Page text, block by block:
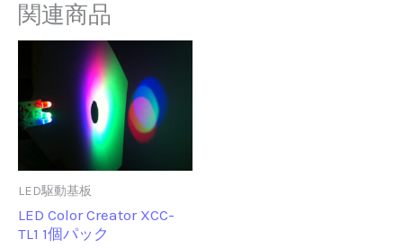
関連商品
LED駆動基板
LED Color Creator XCC-
TL1 1個パック